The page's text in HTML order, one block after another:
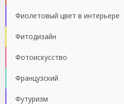
Фиолетовый цвет в интерьере
Фитодизайн
Фотоискусство
Французский
Футуризм